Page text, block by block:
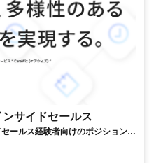
ンサイドセールス
ールス経験者向けのポジションで